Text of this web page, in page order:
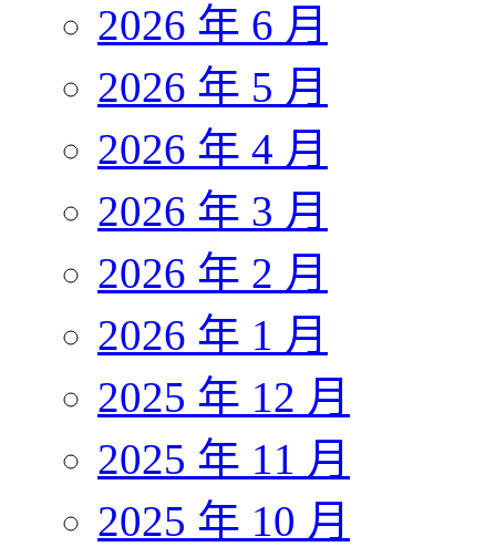
2026 年 6 月
2026 年 5 月
2026 年 4 月
2026 年 3 月
2026 年 2 月
2026 年 1 月
2025 年 12 月
2025 年 11 月
2025 年 10 月